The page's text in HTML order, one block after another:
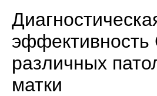
различных
матки